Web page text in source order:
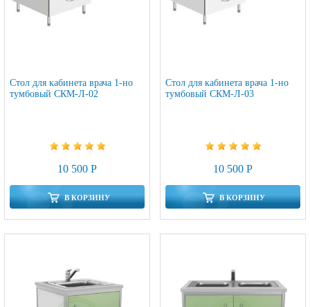
Стол для кабинета врача 1-но
тумбовый СКМ-Л-02
10 500 Р
В КОРЗИНУ
Стол для кабинета врача 1-но
тумбовый СКМ-Л-03
10 500 Р
В КОРЗИНУ